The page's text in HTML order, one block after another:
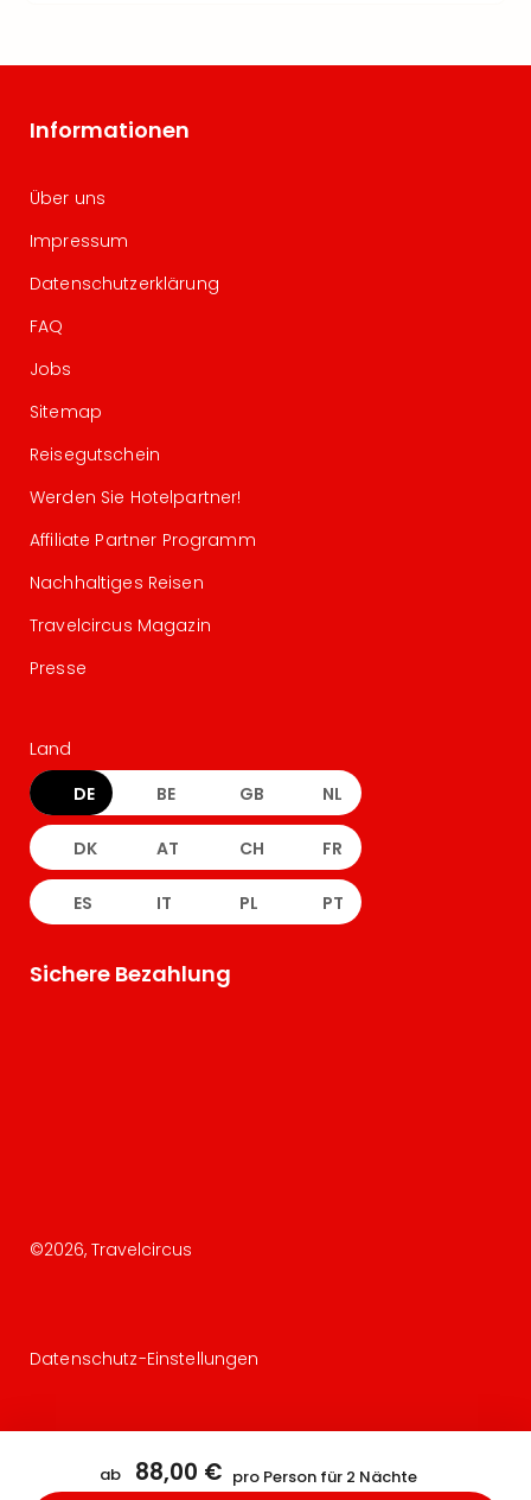
ab 88,00 € pro Person für 2 Nächte
Informationen
Über uns
Impressum
Datenschutzerklärung
FAQ
Jobs
Sitemap
Reisegutschein
Werden Sie Hotelpartner!
Affiliate Partner Programm
Nachhaltiges Reisen
Travelcircus Magazin
Presse
Land
DE BE GB NL
DK AT CH FR
ES IT PL PT
Sichere Bezahlung
©2026, Travelcircus
Datenschutz-Einstellungen